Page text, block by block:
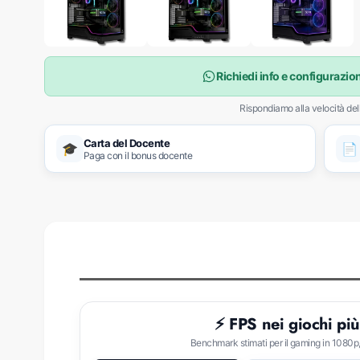
C
o
n
s
Richiedi info e
Rispondiamo alla velocità
🎓 Carta del Docente
Paga con il bonus docente 📄
⚡ FPS nei giochi
Benchmark stimati per il gaming in